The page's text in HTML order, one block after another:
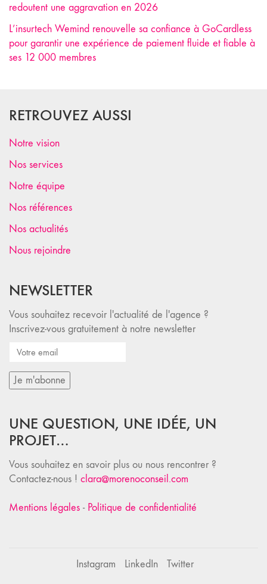
redoutent une aggravation en 2026
L’insurtech Wemind renouvelle sa confiance à GoCardless
pour garantir une expérience de paiement fluide et fiable à
ses 12 000 membres
RETROUVEZ AUSSI
Notre vision
Nos services
Notre équipe
Nos références
Nos actualités
Nous rejoindre
NEWSLETTER
Vous souhaitez recevoir l'actualité de l'agence ?
Inscrivez-vous gratuitement à notre newsletter
UNE QUESTION, UNE IDÉE, UN
PROJET…
Vous souhaitez en savoir plus ou nous rencontrer ?
Contactez-nous ! clara@morenoconseil.com
Mentions légales - Politique de confidentialité
Instagram LinkedIn Twitter